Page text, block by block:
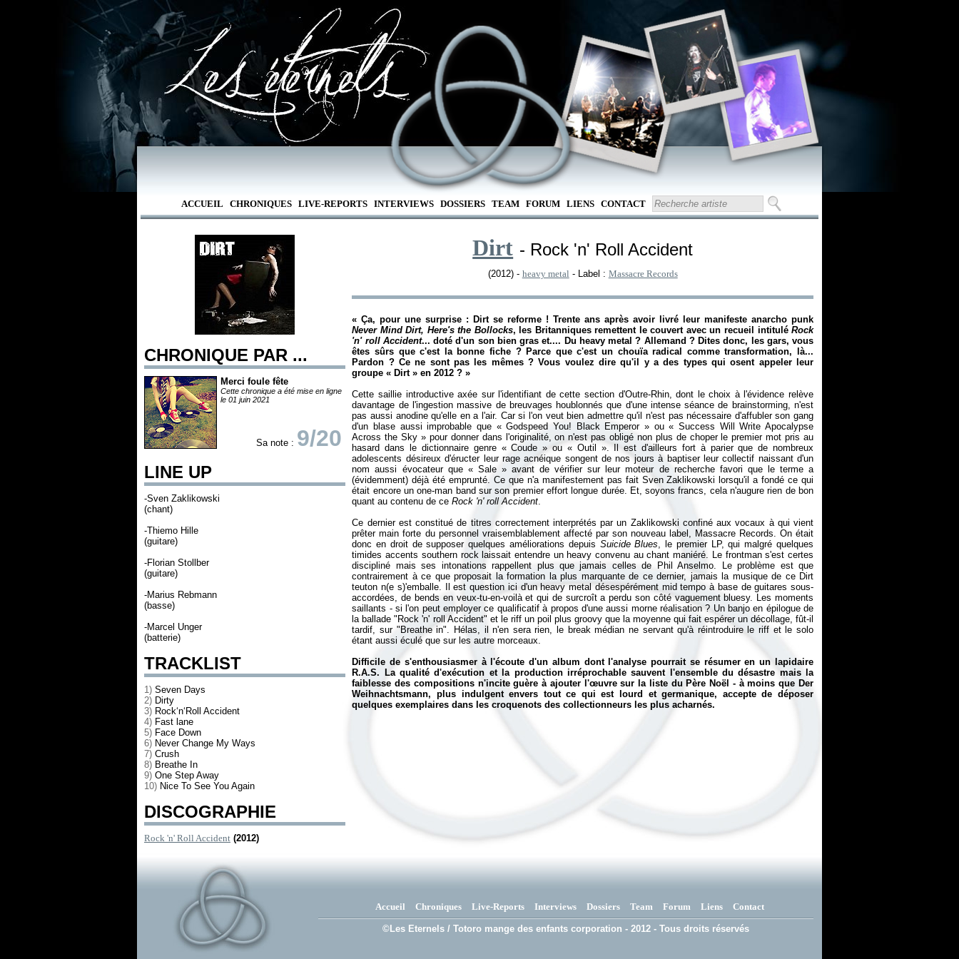
ACCUEIL CHRONIQUES LIVE-REPORTS INTERVIEWS DOSSIERS TEAM FORUM LIENS CONTACT
CHRONIQUE PAR ...
Merci foule fête
Cette chronique a été mise en ligne
le 01 juin 2021
Sa note : 9/20
LINE UP
-Sven Zaklikowski
(chant)
-Thiemo Hille
(guitare)
-Florian Stollber
(guitare)
-Marius Rebmann
(basse)
-Marcel Unger
(batterie)
TRACKLIST
1) Seven Days
2) Dirty
3) Rock‘n‘Roll Accident
4) Fast lane
5) Face Down
6) Never Change My Ways
7) Crush
8) Breathe In
9) One Step Away
10) Nice To See You Again
DISCOGRAPHIE
Rock 'n' Roll Accident (2012)
Dirt - Rock 'n' Roll Accident
(2012) - heavy metal - Label : Massacre Records
«Ça, pour une surprise : Dirt se reforme ! Trente ans après avoir livré leur manifeste anarcho punk
Never Mind Dirt, Here's the Bollocks, les Britanniques remettent le couvert avec un recueil intituléRock
'n' roll Accident... doté d'un son bien gras et.... Du heavy metal ? Allemand ? Dites donc, les gars, vous
êtes sûrs que c'est la bonne fiche ? Parce que c'est un chouïa radical comme transformation, là...
Pardon ? Ce ne sont pas les mêmes ? Vous voulez dire qu'il y a des types qui osent appeler leur
groupe « Dirt» en 2012 ?»
Cette saillie introductive axée sur l'identifiant de cette section d'Outre-Rhin, dont le choix à l'évidence relève
davantage de l'ingestion massive de breuvages houblonnés que d'une intense séance de brainstorming, n'est
pas aussi anodine qu'elle en a l'air. Car si l'on veut bien admettre qu'il n'est pas nécessaire d'affubler son gang
d'un blase aussi improbable que «Godspeed You! Black Emperor» ou«Success Will Write Apocalypse
Across the Sky » pour donner dans l'originalité, on n'est pas obligé non plus de choper le premier mot pris au
hasard dans le dictionnaire genre «Coude» ou « Outil ». Il est d'ailleurs fort à parier que de nombreux
adolescents désireux d'éructer leur rage acnéique songent de nos jours à baptiser leur collectif naissant d'un
nom aussi évocateur que « Sale » avant de vérifier sur leur moteur de recherche favori que le terme a
(évidemment) déjà été emprunté. Ce que n'a manifestement pas fait Sven Zaklikowski lorsqu'il a fondé ce qui
était encore un one-man band sur son premier effort longue durée. Et, soyons francs, cela n'augure rien de bon
quant au contenu de ceRock 'n' roll Accident.
Ce dernier est constitué de titres correctement interprétés par un Zaklikowski confiné aux vocaux à qui vient
prêter main forte du personnel vraisemblablement affecté par son nouveau label, Massacre Records. On était
donc en droit de supposer quelques améliorations depuis Suicide Blues, le premier LP, qui malgré quelques
timides accents southern rock laissait entendre un heavy convenu au chant maniéré. Le frontman s'est certes
discipliné mais ses intonations rappellent plus que jamais celles de Phil Anselmo. Le problème est que
contrairement à ce que proposait la formation la plus marquante de ce dernier, jamais la musique de ce Dirt
teuton n(e s)'emballe. Il est question ici d'un heavy metal désespérément mid tempo à base de guitares sous-
accordées, de bends en veux-tu-en-voilà et qui de surcroît a perdu son côté vaguement bluesy. Les moments
saillants - si l'on peut employer ce qualificatif à propos d'une aussi morne réalisation ? Un banjo en épilogue de
la ballade "Rock 'n' roll Accident" et le riff un poil plus groovy que la moyenne qui fait espérer un décollage, fût-il
tardif, sur "Breathe in". Hélas, il n'en sera rien, le break médian ne servant qu'à réintroduire le riff et le solo
étant aussi éculé que sur les autre morceaux.
Difficile de s'enthousiasmer à l'écoute d'un album dont l'analyse pourrait se résumer en un lapidaire
R.A.S. La qualité d'exécution et la production irréprochable sauvent l'ensemble du désastre mais la
faiblesse des compositions n'incite guère à ajouter l'œuvre sur la liste du Père Noël - à moins que Der
Weihnachtsmann, plus indulgent envers tout ce qui est lourd et germanique, accepte de déposer
quelques exemplaires dans les croquenots des collectionneurs les plus acharnés.
Accueil Chroniques Live-Reports Interviews Dossiers Team Forum Liens Contact
©Les Eternels / Totoro mange des enfants corporation - 2012 - Tous droits réservés